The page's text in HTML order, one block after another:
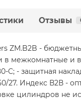
Отзывы
ZM.B2B -
в межкомнатные и
C; - защитная
27. Индекс В2В -
цилиндров не